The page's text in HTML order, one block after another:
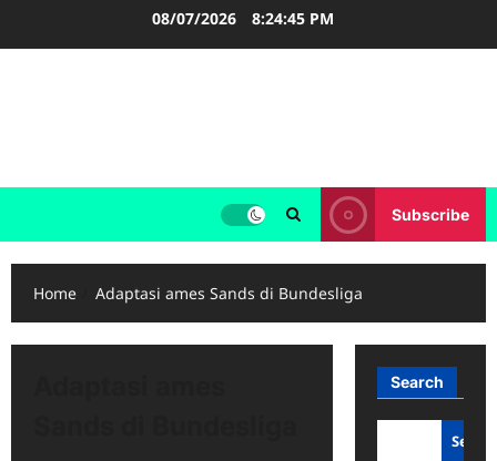
08/07/2026 8:24:46 PM
Subscribe
Home Adaptasi ames Sands di Bundesliga
Search